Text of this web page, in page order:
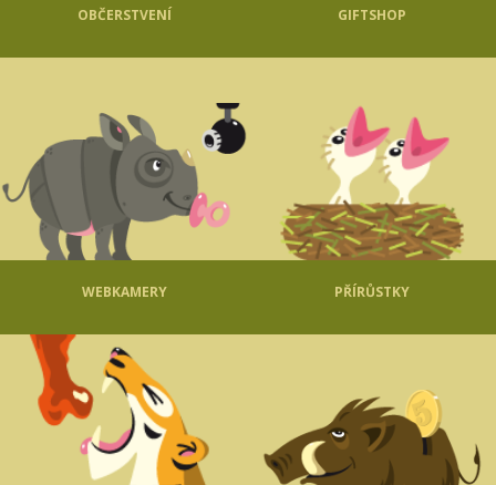
OBČERSTVENÍ GIFTSHOP
WEBKAMERY PŘÍRŮSTKY